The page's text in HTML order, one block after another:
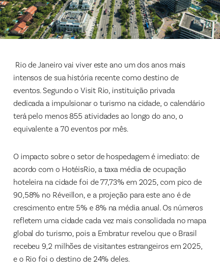
Rio de Janeiro vai viver este ano um dos anos mais
intensos de sua história recente como destino de
eventos. Segundo o Visit Rio, instituição privada
dedicada a impulsionar o turismo na cidade, o calendário
terá pelo menos 855 atividades ao longo do ano, o
equivalente a 70 eventos por mês.
O impacto sobre o setor de hospedagem é imediato: de
acordo com o HotéisRio, a taxa média de ocupação
hoteleira na cidade foi de 77,73% em 2025, com pico de
90,58% no Réveillon, e a projeção para este ano é de
crescimento entre 5% e 8% na média anual. Os números
refletem uma cidade cada vez mais consolidada no mapa
global do turismo, pois a Embratur revelou que o Brasil
recebeu 9,2 milhões de visitantes estrangeiros em 2025,
e o Rio foi o destino de 24% deles.